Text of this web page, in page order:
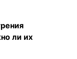
ли их